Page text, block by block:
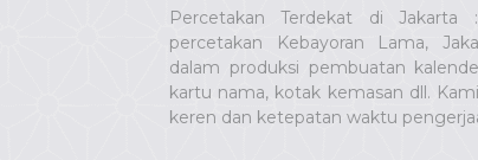
Percetakan Terdekat di
percetakan Kebayoran Lama,
dalam produksi pembuatan
kartu nama, kotak kemasan dll.
keren dan ketepatan waktu